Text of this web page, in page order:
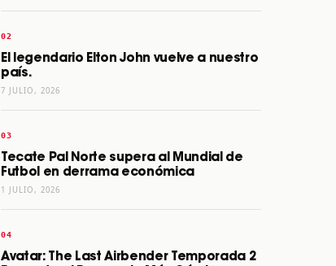
El legendario Elton John vuelve a nuestro
país.
7 JULIO, 2026
Tecate Pal Norte supera al Mundial de
Futbol en derrama económica
1 JULIO, 2026
Avatar: The Last Airbender Temporada 2